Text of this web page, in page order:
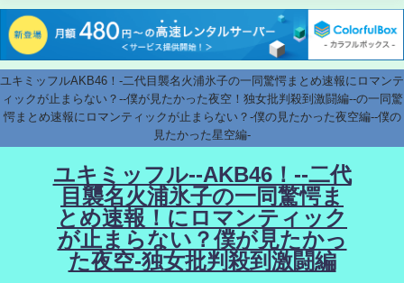
ユキミッフルAKB46！-二代目襲名火浦氷子の一同驚愕まとめ速報にロマンテ
ィックが止まらない？--僕が見たかった夜空！独女批判殺到激闘編--の一同驚
愕まとめ速報にロマンティックが止まらない？-僕の見たかった夜空編--僕の
見たかった星空編-
ユキミッフル--AKB46！--二代
目襲名火浦氷子の一同驚愕ま
とめ速報！にロマンティック
が止まらない？僕が見たかっ
た夜空-独女批判殺到激闘編